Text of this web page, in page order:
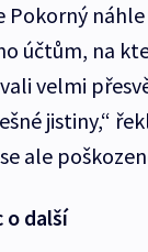
Pokorný
účtům, na
velmi
jistiny,“
ale
o další